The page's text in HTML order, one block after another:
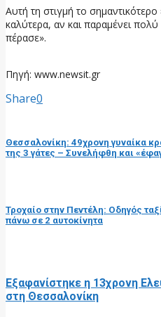
Αυτή τη στιγμή το σημαντικότερο
καλύτερα, αν και παραμένει
πέρασε».
Πηγή: www.newsit.gr
Share0
Θεσσαλονίκη: 49χρονη γυναίκα
της 3 γάτες – Συνελήφθη και
Τροχαίο στην Πεντέλη: Οδηγός
πάνω σε 2 αυτοκίνητα
Εξαφανίστηκε η 13χρονη
στη Θεσσαλονίκη